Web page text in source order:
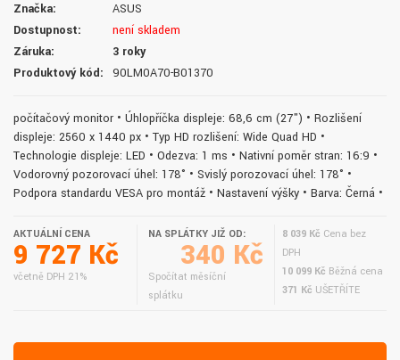
Značka:
ASUS
Dostupnost:
není skladem
Záruka:
3 roky
Produktový kód:
90LM0A70-B01370
počítačový monitor • Úhlopříčka displeje: 68,6 cm (27") • Rozlišení
displeje: 2560 x 1440 px • Typ HD rozlišení: Wide Quad HD •
Technologie displeje: LED • Odezva: 1 ms • Nativní poměr stran: 16:9 •
Vodorovný pozorovací úhel: 178° • Svislý porozovací úhel: 178° •
Podpora standardu VESA pro montáž • Nastavení výšky • Barva: Černá •
AKTUÁLNÍ CENA
9 727 Kč
včetně DPH 21%
NA SPLÁTKY JIŽ OD:
340 Kč
Spočítat měsíční
splátku
8 039 Kč Cena bez
DPH
10 099 Kč Běžná cena
371 Kč UŠETŘÍTE